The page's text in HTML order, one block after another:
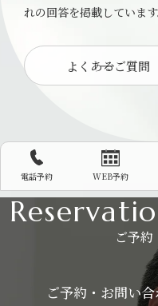
れの回答を掲載しています
よくあるご質問
電話予約 WEB予約
ご予
ご予約・お問い